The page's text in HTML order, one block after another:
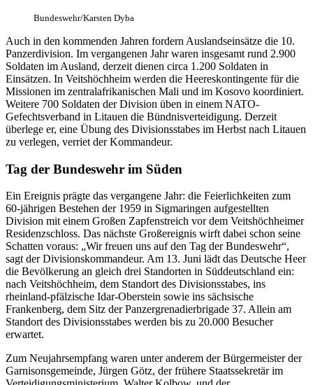
Bundeswehr/Karsten Dyba
Auch in den kommenden Jahren fordern Auslandseinsätze die 10.
Panzerdivision. Im vergangenen Jahr waren insgesamt rund 2.900
Soldaten im Ausland, derzeit dienen circa 1.200 Soldaten in
Einsätzen. In Veitshöchheim werden die Heereskontingente für die
Missionen im zentralafrikanischen Mali und im Kosovo koordiniert.
Weitere 700 Soldaten der Division üben in einem NATO-
Gefechtsverband in Litauen die Bündnisverteidigung. Derzeit
überlege er, eine Übung des Divisionsstabes im Herbst nach Litauen
zu verlegen, verriet der Kommandeur.
Tag der Bundeswehr im Süden
Ein Ereignis prägte das vergangene Jahr: die Feierlichkeiten zum
60-jährigen Bestehen der 1959 in Sigmaringen aufgestellten
Division mit einem Großen Zapfenstreich vor dem Veitshöchheimer
Residenzschloss. Das nächste Großereignis wirft dabei schon seine
Schatten voraus: „Wir freuen uns auf den Tag der Bundeswehr“,
sagt der Divisionskommandeur. Am 13. Juni lädt das Deutsche Heer
die Bevölkerung an gleich drei Standorten in Süddeutschland ein:
nach Veitshöchheim, dem Standort des Divisionsstabes, ins
rheinland-pfälzische Idar-Oberstein sowie ins sächsische
Frankenberg, dem Sitz der Panzergrenadierbrigade 37. Allein am
Standort des Divisionsstabes werden bis zu 20.000 Besucher
erwartet.
Zum Neujahrsempfang waren unter anderem der Bürgermeister der
Garnisonsgemeinde, Jürgen Götz, der frühere Staatssekretär im